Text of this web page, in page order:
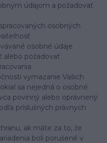
údajom a požadovať
osobných
osobné údaje
alebo požadovať
vymazanie Vašich
sa nejedná o osobné
povinný alebo oprávnený
príslušných právnych
ak máte za to, že
boli porušené v